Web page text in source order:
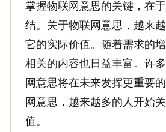
掌握物联网意思的关键，在
结。关于物联网意思，越来
它的实际价值。随着需求的
相关的内容也日益丰富。许
网意思将在未来发挥更重要
网意思，越来越多的人开始
值。